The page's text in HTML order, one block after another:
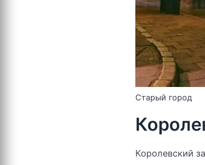
Старый город
Королевский